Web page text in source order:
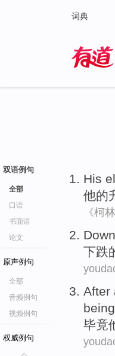
词典
双语例句
全部
口语
书面语
论文
原声例句
全部
音频例句
视频例句
权威例句
His
他的
《柯
Down
下跌
After
毕竟